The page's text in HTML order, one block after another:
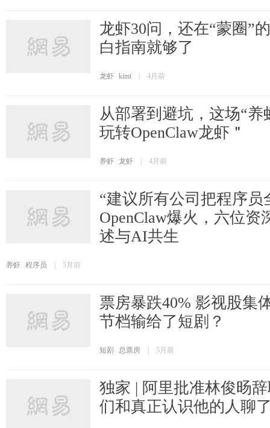
龙虾30问，还在“蒙圈”
白指南就够了
龙虾 kimi 4月前
从部署到避坑，这场“养
玩转OpenClaw龙虾＂
养虾 龙虾 4月前
“建议所有公司把程序员
OpenClaw爆火，六位资
述与AI共生
养虾 程序员 5月前
票房暴跌40% 影视股集
节档输给了短剧？
短剧 总票房 5月前
独家 | 阿里批准林俊旸
们和真正认识他的人聊